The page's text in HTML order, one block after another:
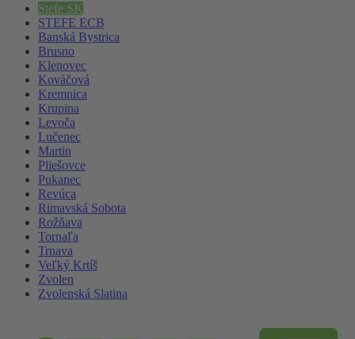
Stefe SK
STEFE ECB
Banská Bystrica
Brusno
Klenovec
Kováčová
Kremnica
Krupina
Levoča
Lučenec
Martin
Pliešovce
Pukanec
Revúca
Rimavská Sobota
Rožňava
Tornaľa
Trnava
Veľký Krtíš
Zvolen
Zvolenská Slatina